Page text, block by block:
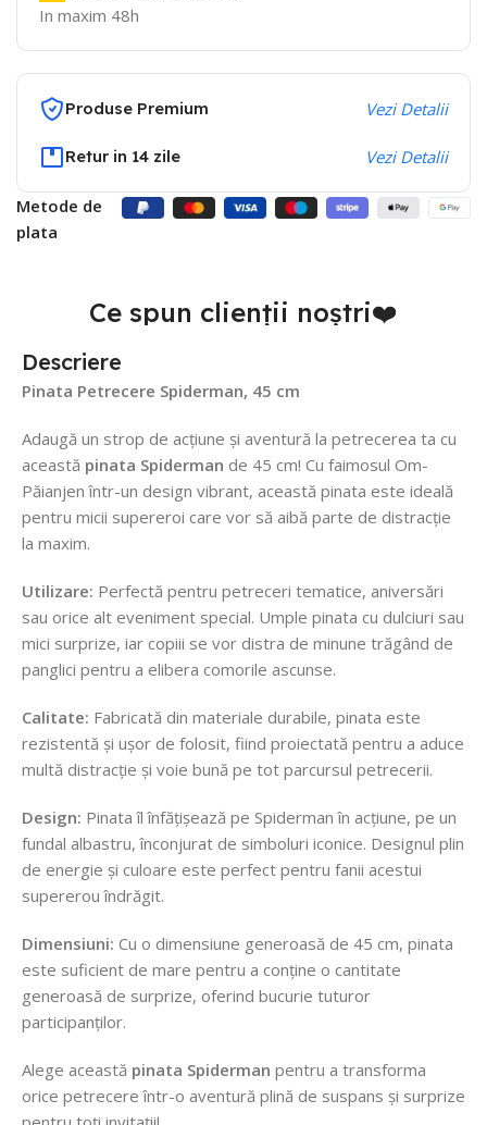
In maxim 48h
Produse Premium Vezi Detalii
Retur in 14 zile Vezi Detalii
Metode de
plata
Ce spun clienții noștri❤️
Descriere
Pinata Petrecere Spiderman, 45 cm
Adaugă un strop de acțiune și aventură la petrecerea ta cu
această pinata Spiderman de 45 cm! Cu faimosul Om-
Păianjen într-un design vibrant, această pinata este ideală
pentru micii supereroi care vor să aibă parte de distracție
la maxim.
Utilizare: Perfectă pentru petreceri tematice, aniversări
sau orice alt eveniment special. Umple pinata cu dulciuri sau
mici surprize, iar copiii se vor distra de minune trăgând de
panglici pentru a elibera comorile ascunse.
Calitate: Fabricată din materiale durabile, pinata este
rezistentă și ușor de folosit, fiind proiectată pentru a aduce
multă distracție și voie bună pe tot parcursul petrecerii.
Design: Pinata îl înfățișează pe Spiderman în acțiune, pe un
fundal albastru, înconjurat de simboluri iconice. Designul plin
de energie și culoare este perfect pentru fanii acestui
supererou îndrăgit.
Dimensiuni: Cu o dimensiune generoasă de 45 cm, pinata
este suficient de mare pentru a conține o cantitate
generoasă de surprize, oferind bucurie tuturor
participanților.
Alege această pinata Spiderman pentru a transforma
orice petrecere într-o aventură plină de suspans și surprize